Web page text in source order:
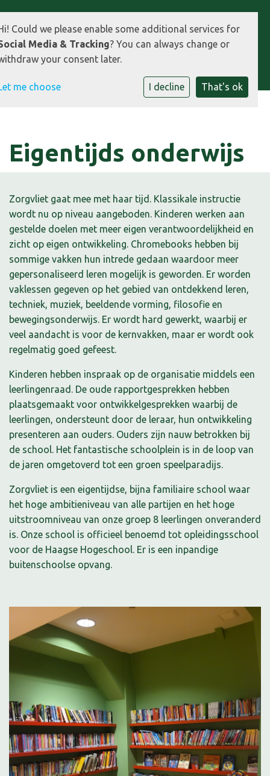
Eigentijds onderwijs
Zorgvliet gaat mee met haar tijd. Klassikale instructie
wordt nu op niveau aangeboden. Kinderen werken aan
gestelde doelen met meer eigen verantwoordelijkheid en
zicht op eigen ontwikkeling. Chromebooks hebben bij
sommige vakken hun intrede gedaan waardoor meer
gepersonaliseerd leren mogelijk is geworden. Er worden
vaklessen gegeven op het gebied van ontdekkend leren,
techniek, muziek, beeldende vorming, filosofie en
bewegingsonderwijs. Er wordt hard gewerkt, waarbij er
veel aandacht is voor de kernvakken, maar er wordt ook
regelmatig goed gefeest.
Kinderen hebben inspraak op de organisatie middels een
leerlingenraad. De oude rapportgesprekken hebben
plaatsgemaakt voor ontwikkelgesprekken waarbij de
leerlingen, ondersteunt door de leraar, hun ontwikkeling
presenteren aan ouders. Ouders zijn nauw betrokken bij
de school. Het fantastische schoolplein is in de loop van
de jaren omgetoverd tot een groen speelparadijs.
Zorgvliet is een eigentijdse, bijna familiaire school waar
het hoge ambitieniveau van alle partijen en het hoge
uitstroomniveau van onze groep 8 leerlingen onveranderd
is. Onze school is officieel benoemd tot opleidingsschool
voor de Haagse Hogeschool. Er is een inpandige
buitenschoolse opvang.
Could we please enable some additional services for
Media & Tracking? You can always change or
your consent later.
me choose I decline That's ok